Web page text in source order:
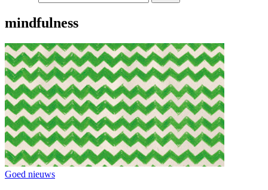
mindfulness
Goed nieuws